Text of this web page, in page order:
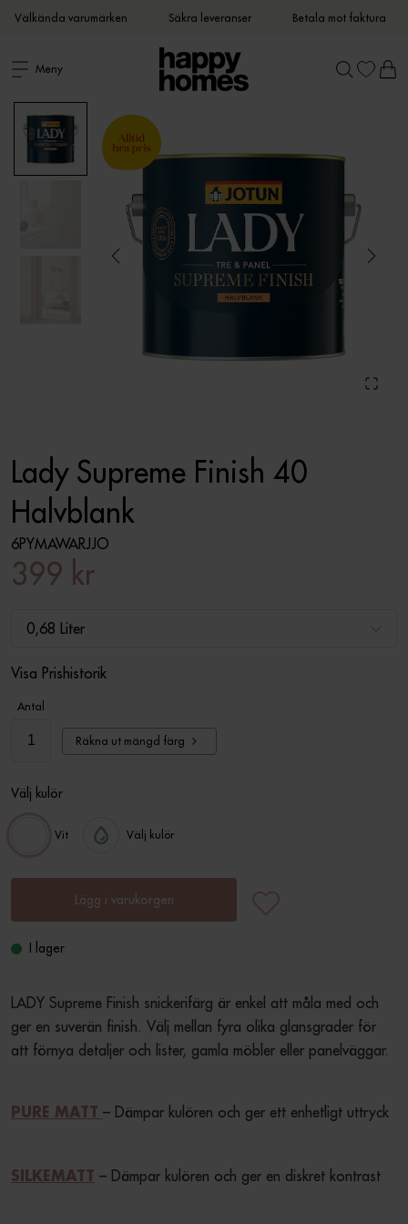
Välkända varumärken Säkra leveranser Betala mot faktura
Meny
Lady Supreme Finish 40
Halvblank
6PYMAWARJJO
399 kr
0,68 Liter
Visa Prishistorik
Antal
Räkna ut mängd färg
Välj kulör
Vit Välj kulör
Lägg i varukorgen
I lager
LADY Supreme Finish snickerifärg är enkel att måla med och
ger en suverän finish. Välj mellan fyra olika glansgrader för
att förnya detaljer och lister, gamla möbler eller panelväggar.
PURE MATT – Dämpar kulören och ger ett enhetligt uttryck
SILKEMATT – Dämpar kulören och ger en diskret kontrast